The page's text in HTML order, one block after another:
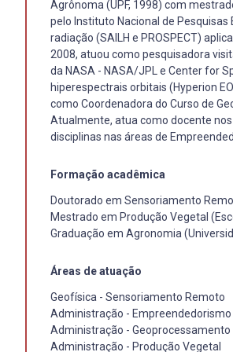
Agrônoma (UPF, 1998) com
pelo Instituto Nacional de
radiação (SAILH e PROSPECT)
2008, atuou como pesquisadora
da NASA - NASA/JPL e Center for
hiperespectrais orbitais (Hyperion
como Coordenadora do Curso de
Atualmente, atua como docente
disciplinas nas áreas de
Formação acadêmica
Doutorado em Sensoriamento
Mestrado em Produção Vegetal
Graduação em Agronomia
Áreas de atuação
Geofísica - Sensoriamento Remoto
Administração - Empreendedorismo
Administração - Geoprocessamento
Administração - Produção Vegetal